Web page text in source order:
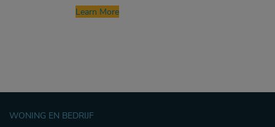
Learn More
WONING EN BEDRIJF